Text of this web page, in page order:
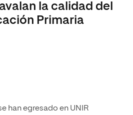
la calidad del
Primaria
han egresado en UNIR